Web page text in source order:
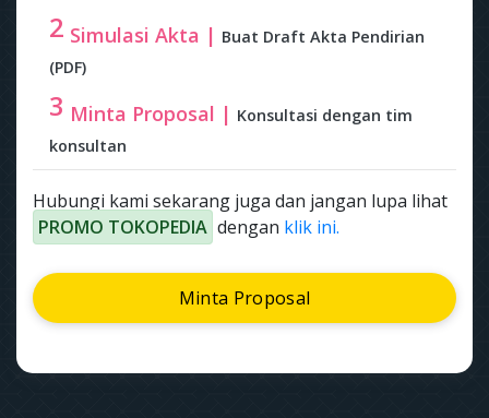
2 Simulasi Akta | Buat Draft Akta Pendirian
(PDF)
3 Minta Proposal | Konsultasi dengan tim
konsultan
Hubungi kami sekarang juga dan jangan lupa lihat
PROMO TOKOPEDIA dengan klik ini.
Minta Proposal